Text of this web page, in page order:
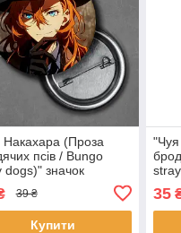
Накахара (Проза
псів / Bungo
dogs)" значок
39 ₴
Купити
мм
35